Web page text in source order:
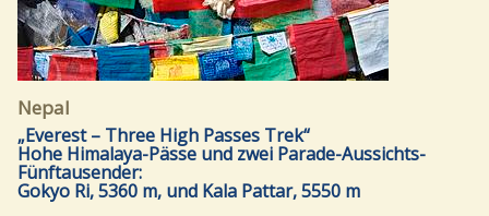
Nepal
„Everest – Three High Passes Trek“
Hohe Himalaya-Pässe und zwei Parade-Aussichts-
Fünftausender:
Gokyo Ri, 5360 m, und Kala Pattar, 5550 m